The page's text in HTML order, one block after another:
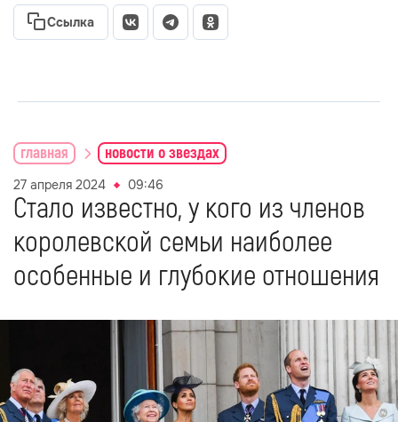
Ссылка
главная новости о звездах
27 апреля 2024 09:46
Стало известно, у кого из членов
королевской семьи наиболее
особенные и глубокие отношения